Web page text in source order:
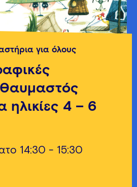
για όλους
ηλικίες 4 – 6
14:30 - 15:30